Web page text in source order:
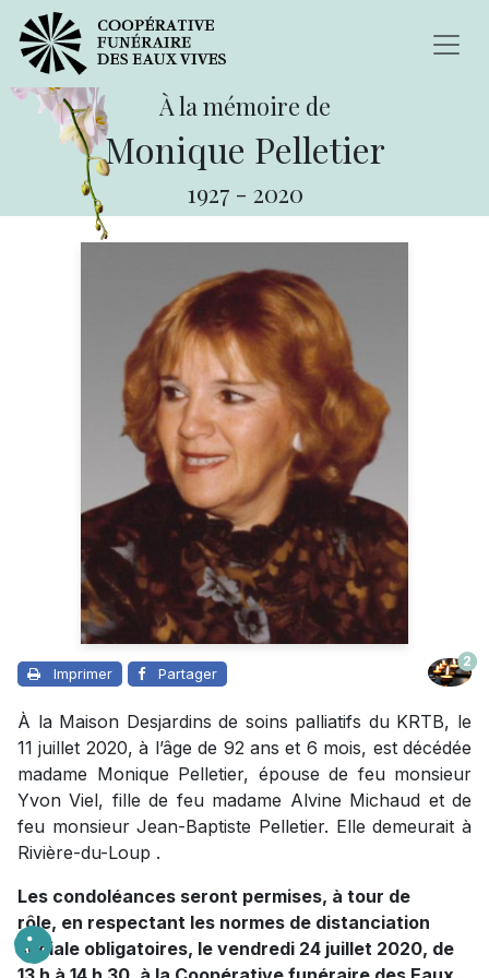
À la mémoire de
Monique Pelletier
1927 - 2020
Imprimer Partager
2
À la Maison Desjardins de soins palliatifs du KRTB, le
11 juillet 2020, à l’âge de 92 ans et 6 mois, est décédée
madame Monique Pelletier, épouse de feu monsieur
Yvon Viel, fille de feu madame Alvine Michaud et de
feu monsieur Jean-Baptiste Pelletier. Elle demeurait à
Rivière-du-Loup .
Les condoléances seront permises, à tour de
rôle, en respectant les normes de distanciation
sociale obligatoires, le vendredi 24 juillet 2020, de